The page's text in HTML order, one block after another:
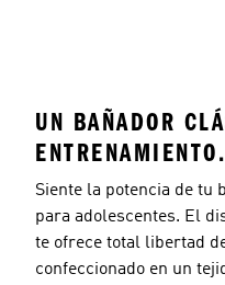
UN BAÑADOR
ENTRENAMIENTO.
Siente la potencia de tu
para adolescentes. El
te ofrece total libertad
confeccionado en un